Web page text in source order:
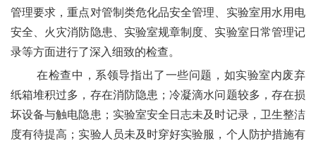
管理要求，重点对管制类危化品安全管理 、实验室用水用电
安全、火灾消防隐患、实验室规章制度、实验室日常管理记
录等方面进行了深入细致的检查。
在检查中，系领导指出了一些问题，如实验室内废弃
纸箱堆积过多，存在消防隐患；冷凝滴水问题较多，存在损
坏设备与触电隐患；实验室安全日志未及时记录，卫生整洁
度有待提高；实验人员未及时穿好实验服，个人防护措施有